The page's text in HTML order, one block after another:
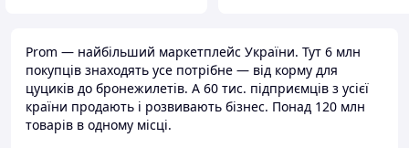
Prom — найбільший маркетплейс України. Тут 6 млн
покупців знаходять усе потрібне — від корму для
цуциків до бронежилетів. А 60 тис. підприємців з усієї
країни продають і розвивають бізнес. Понад 120 млн
товарів в одному місці.